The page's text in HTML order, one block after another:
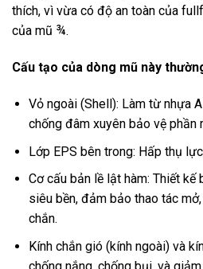
thích, vì vừa có độ an toàn của
của mũ ¾.
Cấu tạo của dòng mũ này
Vỏ ngoài (Shell): Làm từ nhựa
chống đâm xuyên bảo vệ phần
Lớp EPS bên trong: Hấp thụ
Cơ cấu bản lề lật hàm: Thiết
siêu bền, đảm bảo thao tác
chắn.
Kính chắn gió (kính ngoài) và